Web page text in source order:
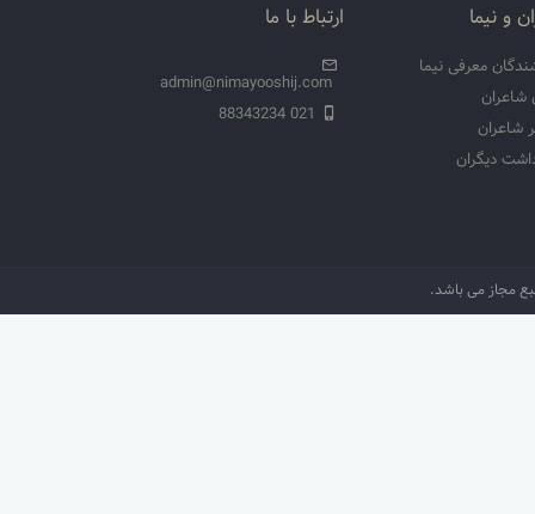
و نیما
معرفی نیما
شاعران
شاعران
دیگران
ارتباط با ما
admin@nimayooshij.com
021 88343234
مجاز می باشد.